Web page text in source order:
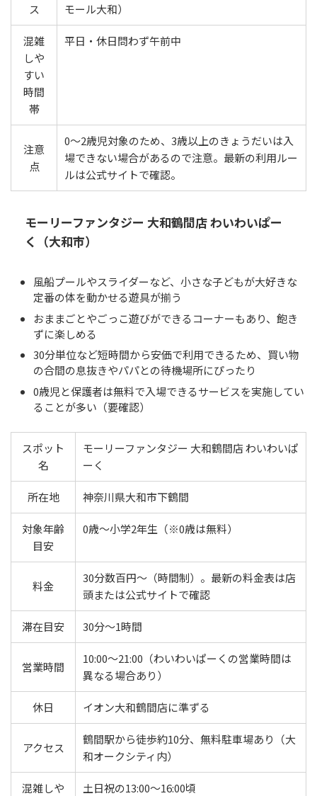
ス
モール大和）
混雑
しや
すい
時間
帯
平日・休日問わず午前中
注意
点
0〜2歳児対象のため、3歳以上のきょうだいは入
場できない場合があるので注意。最新の利用ルー
ルは公式サイトで確認。
モーリーファンタジー 大和鶴間店 わいわいぱー
く（大和市）
風船プールやスライダーなど、小さな子どもが大好きな
定番の体を動かせる遊具が揃う
おままごとやごっこ遊びができるコーナーもあり、飽き
ずに楽しめる
30分単位など短時間から安価で利用できるため、買い物
の合間の息抜きやパパとの待機場所にぴったり
0歳児と保護者は無料で入場できるサービスを実施してい
ることが多い（要確認）
スポット
名
モーリーファンタジー 大和鶴間店 わいわいぱ
ーく
所在地 神奈川県大和市下鶴間
対象年齢
目安
0歳〜小学2年生（※0歳は無料）
料金
30分数百円〜（時間制）。最新の料金表は店
頭または公式サイトで確認
滞在目安 30分〜1時間
営業時間
10:00〜21:00（わいわいぱーくの営業時間は
異なる場合あり）
休日 イオン大和鶴間店に準ずる
アクセス
鶴間駅から徒歩約10分、無料駐車場あり（大
和オークシティ内）
混雑しや
土日祝の13:00〜16:00頃